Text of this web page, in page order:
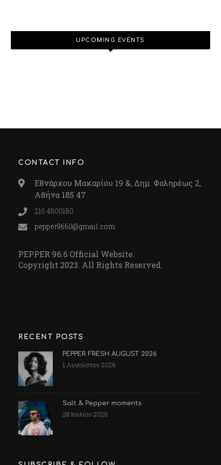
UPCOMING EVENTS
CONTACT INFO
Εθνάρχου Μακαρίου 19 &, Δημ. Φαληρέως 2,
Αθήνα 185 47
210 4800180
pepper9660@gmail.com
PEPPER 96.6 Official Website.
Copyright 2023. All Rights Reserved.
RECENT POSTS
PEPPER FRESH AUGUST 2026
1 Αυγούστου 2026
Salt & Pepper moments
28 Ιουλίου 2026